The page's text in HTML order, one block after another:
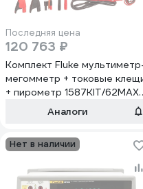
Последняя цена
120 763 ₽
Комплект Fluke
мегомметр + токовые
+ пирометр 1587KIT/62MAX+
Аналоги
Нет в наличии